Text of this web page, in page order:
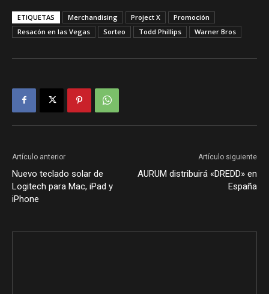
ETIQUETAS Merchandising Project X
Promoción
Resacón en las Vegas
Sorteo Todd Phillips Warner Bros
Artículo anterior
Nuevo teclado solar de
Logitech para Mac, iPad y
iPhone
Artículo siguiente
AURUM distribuirá «DREDD» en
España